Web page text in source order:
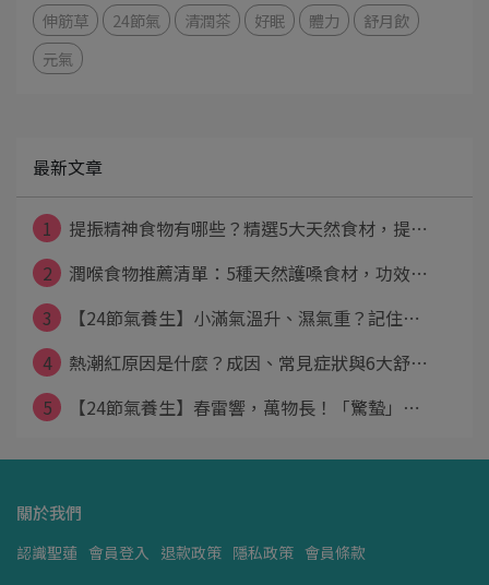
伸筋草 24節氣 清潤茶 好眠 體力
舒月飲
元氣
最新文章
1
提振精神食物有哪些？精選5大天然食材，提⋯
2
潤喉食物推薦清單：5種天然護嗓食材，功效⋯
3
【24節氣養生】小滿氣溫升、濕氣重？記住⋯
4
熱潮紅原因是什麼？成因、常見症狀與6大舒⋯
5
【24節氣養生】春雷響，萬物長！「驚蟄」⋯
關於我們
認識聖蓮 會員登入 退款政策 隱私政策 會員條款